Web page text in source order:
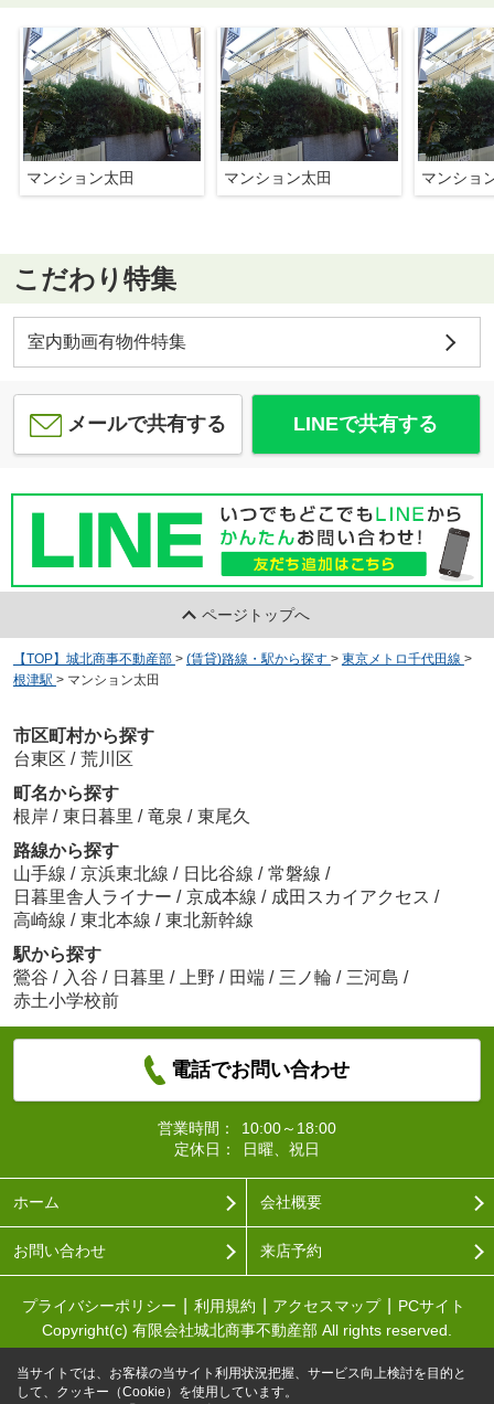
マンション太田 マンション太田 マンショ
こだわり特集
室内動画有物件特集
メールで共有する LINEで共有する
ページトップへ
【TOP】城北商事不動産部 > (賃貸)路線・駅から探す > 東京メトロ千代田線 >
根津駅 > マンション太田
市区町村から探す
台東区 / 荒川区
町名から探す
根岸 / 東日暮里 / 竜泉 / 東尾久
路線から探す
山手線 / 京浜東北線 / 日比谷線 / 常磐線 /
日暮里舎人ライナー / 京成本線 / 成田スカイアクセス /
高崎線 / 東北本線 / 東北新幹線
駅から探す
鶯谷 / 入谷 / 日暮里 / 上野 / 田端 / 三ノ輪 / 三河島 /
赤土小学校前
電話でお問い合わせ
営業時間：
10:00～18:00
定休日：
日曜、祝日
ホーム 会社概要
お問い合わせ 来店予約
プライバシーポリシー 利用規約 アクセスマップ
PCサイト
Copyright(c) 有限会社城北商事不動産部 All rights reserved.
当サイトでは、お客様の当サイト利用状況把握、サービス向上検討を目的と
して、クッキー（Cookie）を使用しています。